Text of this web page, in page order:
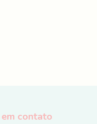
contato